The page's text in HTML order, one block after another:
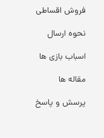
فروش اقساطی
نحوه ارسال
اسباب بازی ها
مقاله ها
پرسش و پاسخ